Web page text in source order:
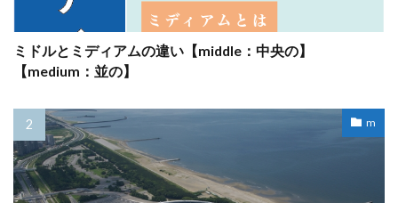
ミドルとミディアムの違い【middle：中央の】
【medium：並の】
m